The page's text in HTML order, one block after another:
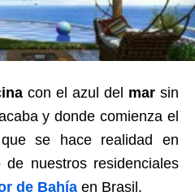
con el azul del mar sin
y donde comienza el
se hace realidad en
de nuestros residenciales
de Bahía en Brasil.